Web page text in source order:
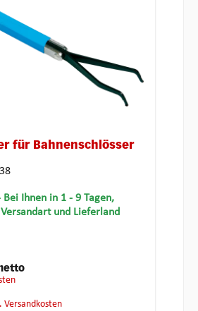
für Bahnenschlösser
Bei Ihnen in 1 - 9 Tagen,
und Lieferland
netto
Versandkosten